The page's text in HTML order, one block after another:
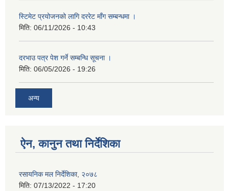
स्टिमेट प्रयोजनको लागि दररेट माँग सम्बन्धमा ।
मिति: 06/11/2026 - 10:43
दरभाउ पत्र पेश गर्ने सम्बन्धि सूचना ।
मिति: 06/05/2026 - 19:26
अन्य
ऐन, कानुन तथा निर्देशिका
रसायनिक मल निर्देशिका, २०७८
मिति: 07/13/2022 - 17:20